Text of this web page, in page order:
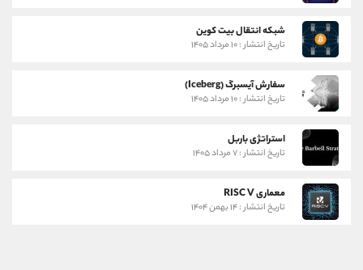
شبکه انتقال بیت کوین
تاریخ انتشار : ۱۰ مرداد ۱۴۰۵
سفارش آیسبرگ (Iceberg)
تاریخ انتشار : ۱۰ مرداد ۱۴۰۵
استراتژی باربل
تاریخ انتشار : ۷ مرداد ۱۴۰۵
معماری RISC V
تاریخ انتشار : ۱۴ بهمن ۱۴۰۴